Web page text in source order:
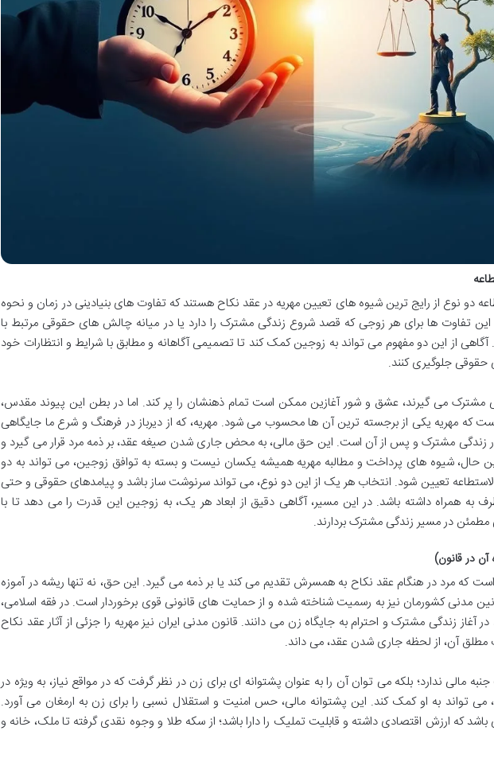
دو نوع از رایج ترین شیوه های تعیین مهریه در عقد نکاح هستند که تفاوت های بنیادینی در زمان و نحوه
این تفاوت ها برای هر زوجی که قصد شروع زندگی مشترک را دارد یا در میانه چالش های حقوقی مرتبط با
آگاهی از این دو مفهوم می تواند به زوجین کمک کند تا تصمیمی آگاهانه و مطابق با شرایط و انتظارات خود
حقوقی جلوگیری کنند.
مشترک می گیرند، عشق و شور آغازین ممکن است تمام ذهنشان را پر کند. اما در بطن این پیوند مقدس،
که مهریه یکی از برجسته ترین آن ها محسوب می شود. مهریه، که از دیرباز در فرهنگ و شرع ما جایگاهی
زندگی مشترک و پس از آن است. این حق مالی، به محض جاری شدن صیغه عقد، بر ذمه مرد قرار می گیرد و
حال، شیوه های پرداخت و مطالبه مهریه همیشه یکسان نیست و بسته به توافق زوجین، می تواند به دو
تعیین شود. انتخاب هر یک از این دو نوع، می تواند سرنوشت ساز باشد و پیامدهای حقوقی و حتی
به همراه داشته باشد. در این مسیر، آگاهی دقیق از ابعاد هر یک، به زوجین این قدرت را می دهد تا با
مطمئن در مسیر زندگی مشترک بردارند.
در قانون)
است که مرد در هنگام عقد نکاح به همسرش تقدیم می کند یا بر ذمه می گیرد. این حق، نه تنها ریشه در آموزه
مدنی کشورمان نیز به رسمیت شناخته شده و از حمایت های قانونی قوی برخوردار است. در فقه اسلامی،
آغاز زندگی مشترک و احترام به جایگاه زن می دانند. قانون مدنی ایران نیز مهریه را جزئی از آثار عقد نکاح
مطلق آن، از لحظه جاری شدن عقد، می داند.
مالی ندارد؛ بلکه می توان آن را به عنوان پشتوانه ای برای زن در نظر گرفت که در مواقع نیاز، به ویژه در
تواند به او کمک کند. این پشتوانه مالی، حس امنیت و استقلال نسبی را برای زن به ارمغان می آورد.
که ارزش اقتصادی داشته و قابلیت تملیک را دارا باشد؛ از سکه طلا و وجوه نقدی گرفته تا ملک، خانه و